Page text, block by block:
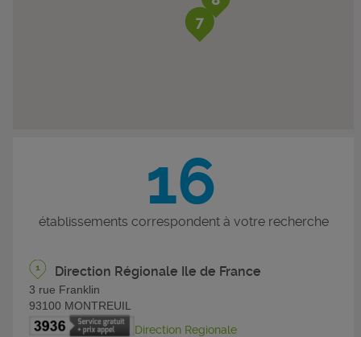
16
établissements correspondent à votre recherche
Direction Régionale Ile de France
3 rue Franklin
93100 MONTREUIL
Direction Regionale